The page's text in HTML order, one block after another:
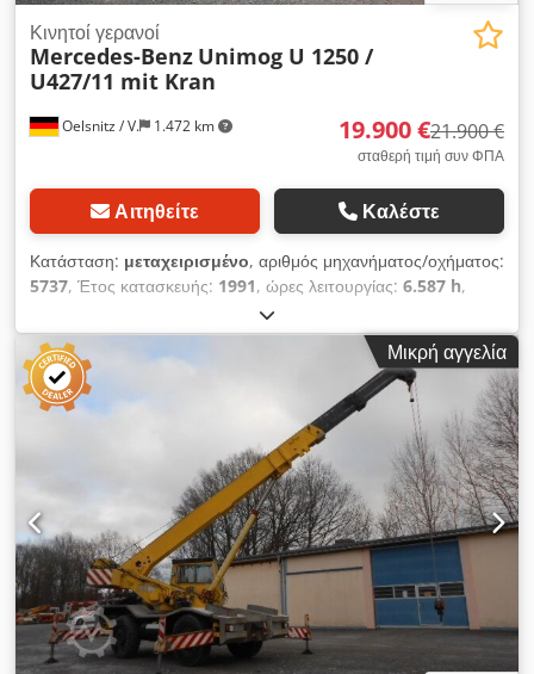
Oelsnitz / V. 1.472 km
Κινητοί γερανοί
Mercedes-Benz Unimog U 1250 /
U427/11 mit Kran
19.900 €21.900 €
σταθερή τιμή συν ΦΠΑ
Αιτηθείτε Καλέστε
Κατάσταση: μεταχειρισμένο, αριθμός μηχανήματος/οχήματος:
5737, Έτος κατασκευής: 1991, ώρες λειτουργίας: 6.587 h,
First registration Gross vehicle weight: 7,490 kg Drive:
Diesel 4x4 Powered by a 6-cylinder Mercedes diesel engine
with 92 kW / 125 HP, displacement 5,957 cm³ 16-speed
manual transmission Driver’s cab with 3 seats Tyre size
365/80 R 20, tread depth 14–16 mm, wheelbase 3,300 mm
Overall dimensions (L x W x H): 5,500 x 2,265 x 3,400 mm
Unladen weight: 6,960 kg Front axle load: 4,400 kg, rear
axle load: 4,400 kg ABS, radio, differential lock, power
steering, wheel chocks HIAB 050 crane with cable remote
control Csdpfozru Ecox Agyoha 3-way tipper non-functional
due to downgrading, 230 x 210 x 45 cm Steel drop side
panels 40 mm tow jaw coupling, 2 x rear recovery doors,
winch, hydraulic connections front and rear, gearbox is
damaged, only operable in lower range, dashboard
damaged, rust damage in cab—see photos. Further data
Μικρή αγγελία